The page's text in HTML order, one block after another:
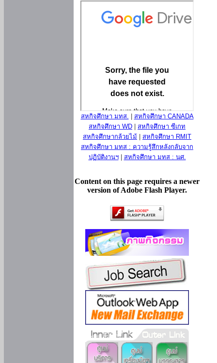
สหกิจศึกษา มทส.
สหกิจศึกษา CANADA
สหกิจศึกษา WD
สหกิจศึกษา ซีเกท
สหกิจศึกษากล้วยไม้
สหกิจศึกษา RMIT
สหกิจศึกษา มทส : ความรู้สึกหลังกลับจาก
ปฏิบัติงานฯ| สหกิจศึกษา มทส : นศ.
Content on this page requires a newer
version of Adobe Flash Player.